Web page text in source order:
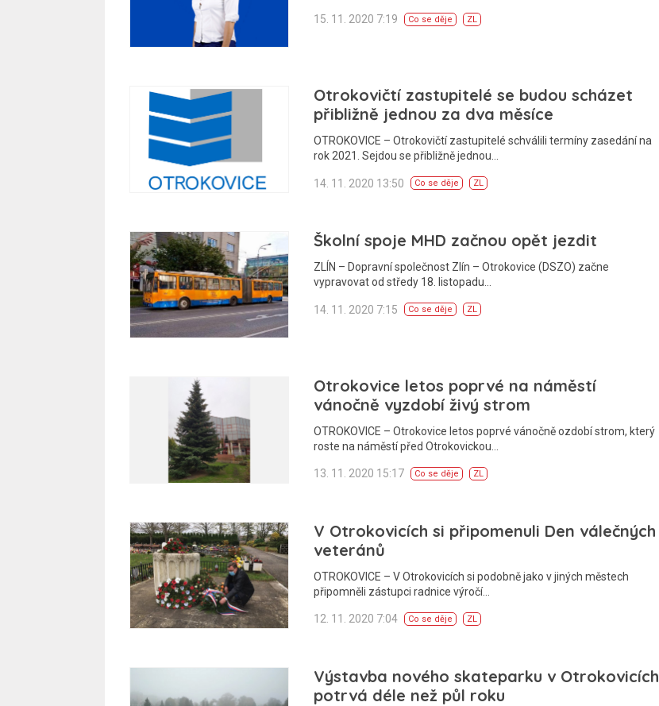
15. 11. 2020 7:19 Co se děje ZL
Otrokovičtí zastupitelé se budou scházet
přibližně jednou za dva měsíce
OTROKOVICE – Otrokovičtí zastupitelé schválili termíny zasedání na
rok 2021. Sejdou se přibližně jednou…
14. 11. 2020 13:50 Co se děje ZL
Školní spoje MHD začnou opět jezdit
ZLÍN – Dopravní společnost Zlín – Otrokovice (DSZO) začne
vypravovat od středy 18. listopadu…
14. 11. 2020 7:15 Co se děje ZL
Otrokovice letos poprvé na náměstí
vánočně vyzdobí živý strom
OTROKOVICE – Otrokovice letos poprvé vánočně ozdobí strom, který
roste na náměstí před Otrokovickou…
13. 11. 2020 15:17 Co se děje ZL
V Otrokovicích si připomenuli Den válečných
veteránů
OTROKOVICE – V Otrokovicích si podobně jako v jiných městech
připomněli zástupci radnice výročí…
12. 11. 2020 7:04 Co se děje ZL
Výstavba nového skateparku v Otrokovicích
potrvá déle než půl roku